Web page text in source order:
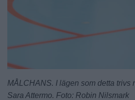
MÅLCHANS. I lägen som detta trivs
Sara Attermo. Foto: Robin Nilsmark